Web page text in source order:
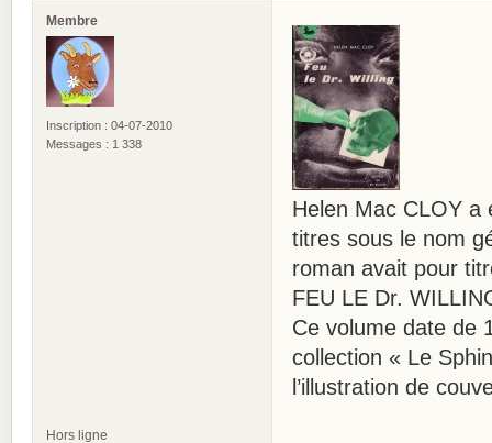
Membre
Inscription : 04-07-2010
Messages : 1 338
Helen Mac CLOY a
titres sous le nom
roman avait pour
FEU LE Dr.
Ce volume date de
collection « Le
l’illustration de
Hors ligne